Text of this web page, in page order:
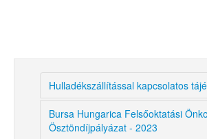
Hulladékszállítással kapcsolatos
Bursa Hungarica Felsőoktatási
Ösztöndíjpályázat - 2023